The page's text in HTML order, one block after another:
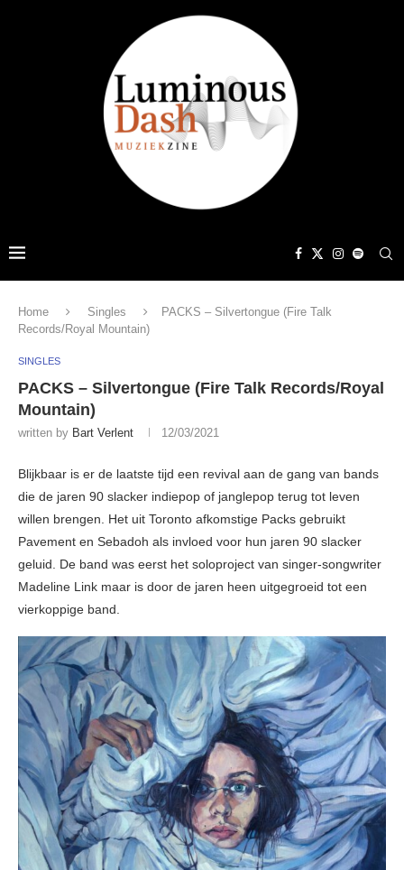
Home Singles
PACKS – Silvertongue (Fire Talk
Records/Royal Mountain)
SINGLES
PACKS – Silvertongue (Fire Talk Records/Royal
Mountain)
written by Bart Verlent 12/03/2021
Blijkbaar is er de laatste tijd een revival aan de gang van bands
die de jaren 90 slacker indiepop of janglepop terug tot leven
willen brengen. Het uit Toronto afkomstige Packs gebruikt
Pavement en Sebadoh als invloed voor hun jaren 90 slacker
geluid. De band was eerst het soloproject van singer-songwriter
Madeline Link maar is door de jaren heen uitgegroeid tot een
vierkoppige band.